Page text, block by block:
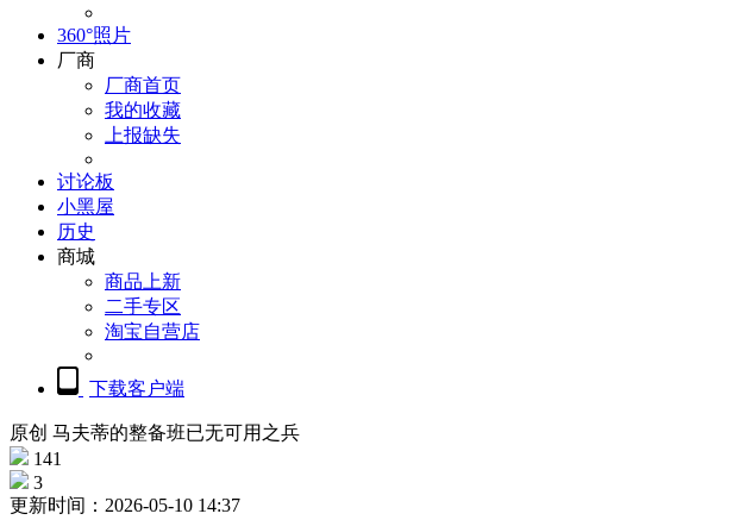
360°照片
厂商
厂商首页
我的收藏
上报缺失
讨论板
小黑屋
历史
商城
商品上新
二手专区
淘宝自营店
下载客户端
原创 马夫蒂的整备班已无可用之兵
141
3
更新时间：2026-05-10 14:37